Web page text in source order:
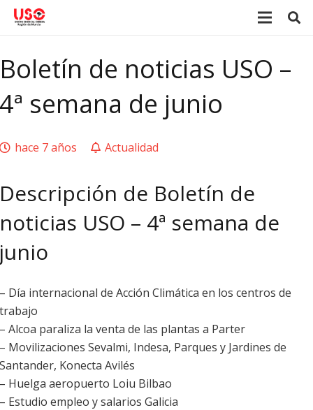
Boletín de noticias USO –
4ª semana de junio
hace 7 años Actualidad
Descripción de Boletín de
noticias USO – 4ª semana de
junio
– Día internacional de Acción Climática en los centros de
trabajo
– Alcoa paraliza la venta de las plantas a Parter
– Movilizaciones Sevalmi, Indesa, Parques y Jardines de
Santander, Konecta Avilés
– Huelga aeropuerto Loiu Bilbao
– Estudio empleo y salarios Galicia